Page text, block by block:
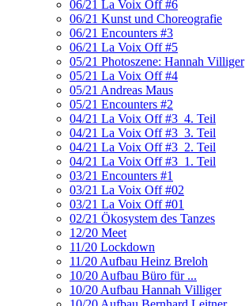
06/21 La Voix Off #6
06/21 Kunst und Choreografie
06/21 Encounters #3
06/21 La Voix Off #5
05/21 Photoszene: Hannah Villiger
05/21 La Voix Off #4
05/21 Andreas Maus
05/21 Encounters #2
04/21 La Voix Off #3_4. Teil
04/21 La Voix Off #3_3. Teil
04/21 La Voix Off #3_2. Teil
04/21 La Voix Off #3_1. Teil
03/21 Encounters #1
03/21 La Voix Off #02
03/21 La Voix Off #01
02/21 Ökosystem des Tanzes
12/20 Meet
11/20 Lockdown
11/20 Aufbau Heinz Breloh
10/20 Aufbau Büro für ...
10/20 Aufbau Hannah Villiger